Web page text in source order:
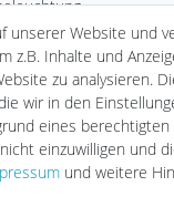
Heim
Leuchtmittel
LED
unserer Website und
z.B. Inhalte und
zu analysieren.
wir in den
eines
einzuwilligen und
und weitere